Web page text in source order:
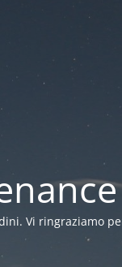
Vi ringraziamo